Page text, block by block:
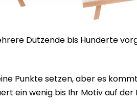
Dutzende bis Hunderte
Punkte setzen, aber es
ein wenig bis Ihr Motiv auf